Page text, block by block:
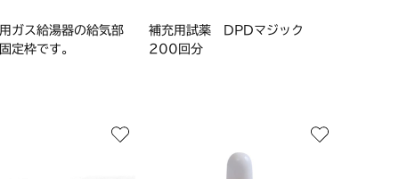
ガス給湯器の給気部
定枠です。
補充用試薬 DPDマジック
200回分